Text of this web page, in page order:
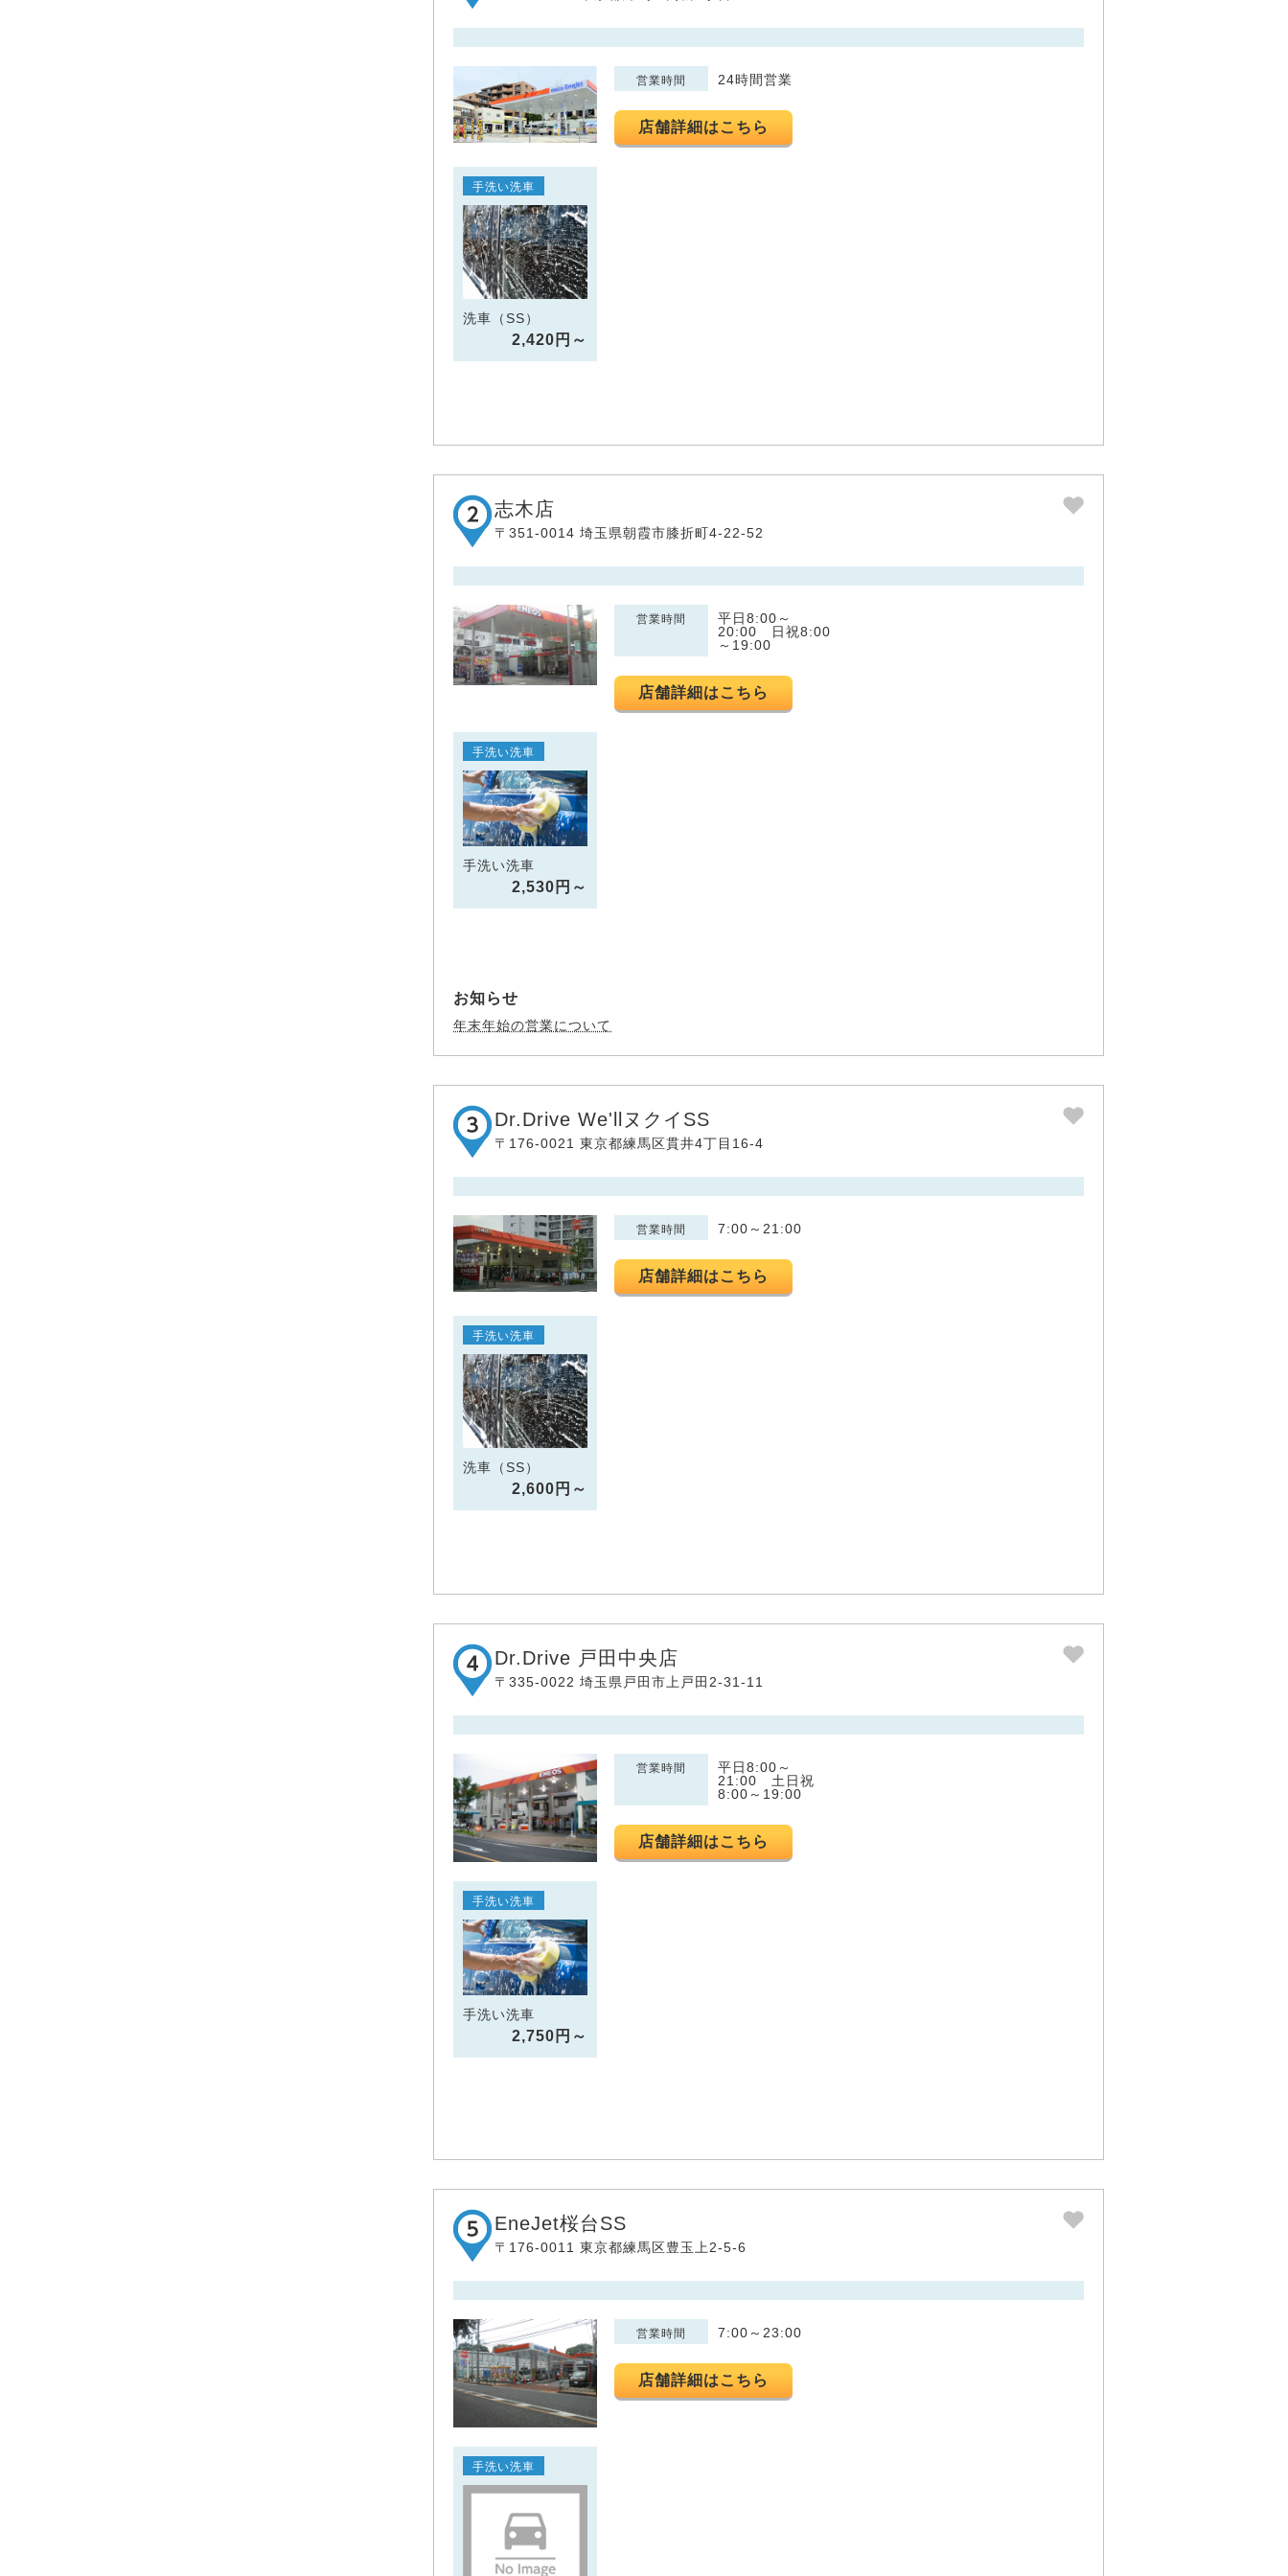
営業時間 24時間営業
店舗詳細はこちら
手洗い洗車
洗車（SS）
2,420円～
志木店
〒351-0014 埼玉県朝霞市膝折町4-22-52
営業時間
平日8:00～
20:00 日祝8:00
～19:00
店舗詳細はこちら
手洗い洗車
手洗い洗車
2,530円～
お知らせ
年末年始の営業について
Dr.Drive We'llヌクイSS
〒176-0021 東京都練馬区貫井4丁目16-4
営業時間 7:00～21:00
店舗詳細はこちら
手洗い洗車
洗車（SS）
2,600円～
Dr.Drive 戸田中央店
〒335-0022 埼玉県戸田市上戸田2-31-11
営業時間
平日8:00～
21:00 土日祝
8:00～19:00
店舗詳細はこちら
手洗い洗車
手洗い洗車
2,750円～
EneJet桜台SS
〒176-0011 東京都練馬区豊玉上2-5-6
営業時間 7:00～23:00
店舗詳細はこちら
手洗い洗車